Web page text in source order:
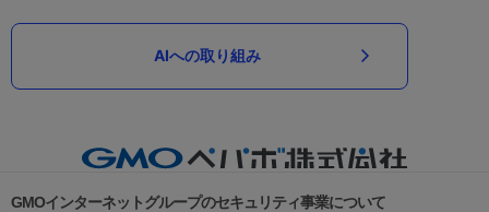
AIへの取り組み
GMOインターネットグループのセキュリティ事業について